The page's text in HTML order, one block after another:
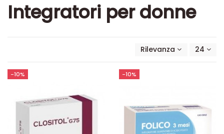
Integratori per donne
Rilevanza 24
-10% -10%